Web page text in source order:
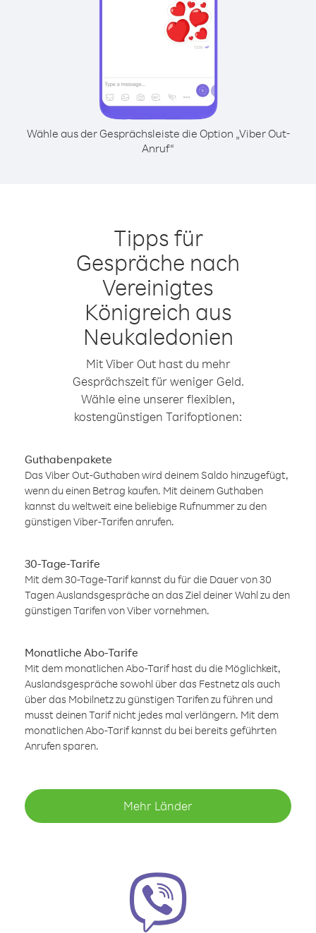
Wähle aus der Gesprächsleiste die Option „Viber Out-
Anruf“
Tipps für
Gespräche nach
Vereinigtes
Königreich aus
Neukaledonien
Mit Viber Out hast du mehr
Gesprächszeit für weniger Geld.
Wähle eine unserer flexiblen,
kostengünstigen Tarifoptionen:
Guthabenpakete
Das Viber Out-Guthaben wird deinem Saldo hinzugefügt,
wenn du einen Betrag kaufen. Mit deinem Guthaben
kannst du weltweit eine beliebige Rufnummer zu den
günstigen Viber-Tarifen anrufen.
30-Tage-Tarife
Mit dem 30-Tage-Tarif kannst du für die Dauer von 30
Tagen Auslandsgespräche an das Ziel deiner Wahl zu den
günstigen Tarifen von Viber vornehmen.
Monatliche Abo-Tarife
Mit dem monatlichen Abo-Tarif hast du die Möglichkeit,
Auslandsgespräche sowohl über das Festnetz als auch
über das Mobilnetz zu günstigen Tarifen zu führen und
musst deinen Tarif nicht jedes mal verlängern. Mit dem
monatlichen Abo-Tarif kannst du bei bereits geführten
Anrufen sparen.
Mehr Länder